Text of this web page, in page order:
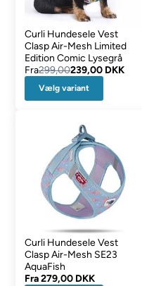
Curli Hundesele Vest
Clasp Air-Mesh Limited
Edition Comic Lysegrå
Fra299,00239,00 DKK
Vælg variant
Curli Hundesele Vest
Clasp Air-Mesh SE23
AquaFish
Fra279,00 DKK